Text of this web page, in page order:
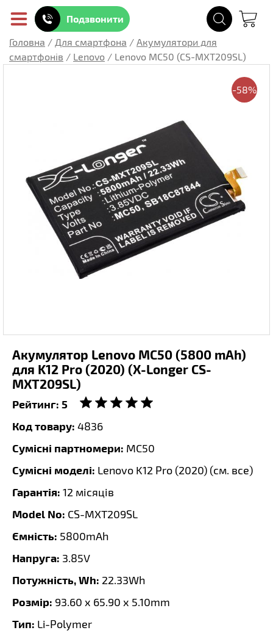
Подзвонити
Головна / Для смартфона / Акумулятори для
смартфонів / Lenovo / Lenovo MC50 (CS-MXT209SL)
-58%
Акумулятор Lenovo MC50 (5800 mAh)
для K12 Pro (2020) (X-Longer CS-
MXT209SL)
Рейтинг: 5
Код товару: 4836
Сумісні партномери: MC50
Сумісні моделі: Lenovo K12 Pro (2020) (см. все)
Гарантія: 12 місяців
Model No: CS-MXT209SL
Ємність: 5800mAh
Напруга: 3.85V
Потужність, Wh: 22.33Wh
Розмір: 93.60 x 65.90 x 5.10mm
Тип: Li-Polymer